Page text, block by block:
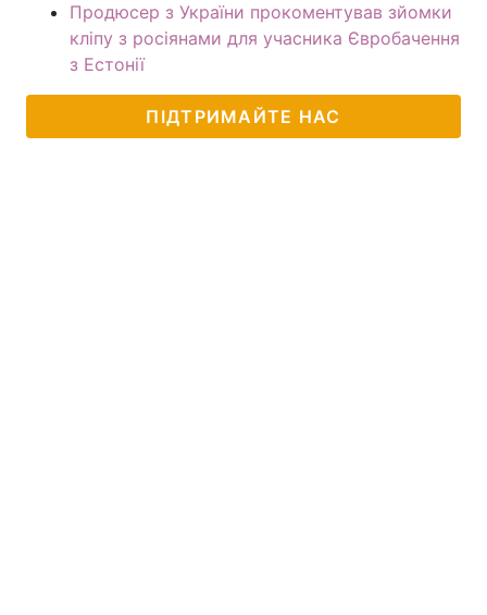
Продюсер з України прокоментував зйомки
кліпу з росіянами для учасника Євробачення
з Естонії
ПІДТРИМАЙТЕ НАС